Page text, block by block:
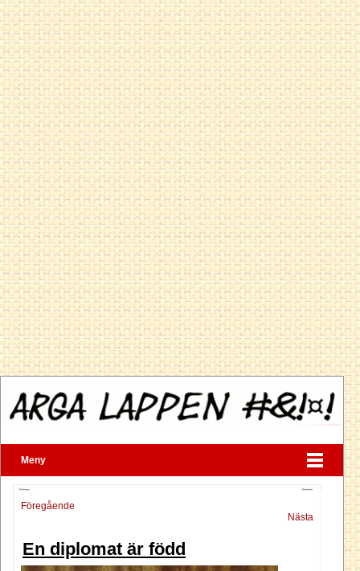
Meny
Föregående
Nästa
En diplomat är född